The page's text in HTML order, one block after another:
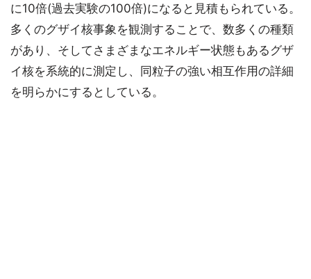
に10倍(過去実験の100倍)になると見積もられている。
多くのグザイ核事象を観測することで、数多くの種類
があり、そしてさまざまなエネルギー状態もあるグザ
イ核を系統的に測定し、同粒子の強い相互作用の詳細
を明らかにするとしている。